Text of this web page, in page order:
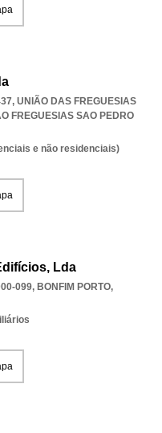
UNIÃO DAS FREGUESIAS
FREGUESIAS SAO PEDRO
e não residenciais)
Lda
099, BONFIM PORTO,